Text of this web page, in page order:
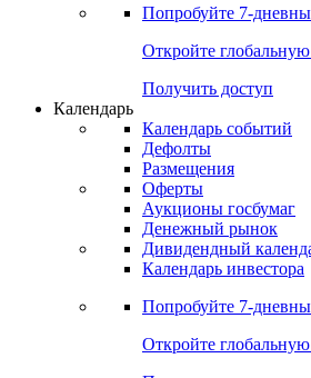
Валютные и
Корпоративные CDS
Попробуйте7-дневный
Откройте глобальную
Получить доступ
Календарь
Календарь событий
Дефолты
Размещения
Оферты
Денежный рынок
Календарь инвестора